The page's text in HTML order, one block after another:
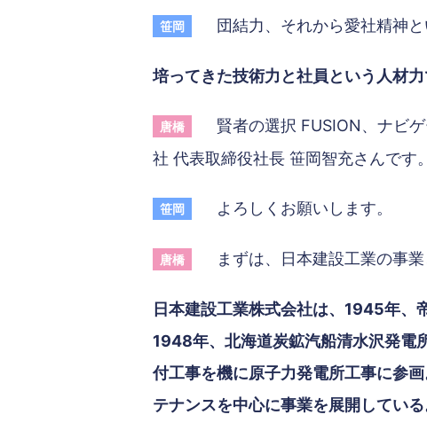
笹岡 団結力、それから愛社精神と
培ってきた技術力と社員という人材
唐橋
賢者の選択 FUSION、ナビ
社 代表取締役社長 笹岡智充さんです
笹岡 よろしくお願いします。
唐橋 まずは、日本建設工業の事業
日本建設工業株式会社は、1945年、
1948年、北海道炭鉱汽船清水沢発電
付工事を機に原子力発電所工事に参
テナンスを中心に事業を展開している